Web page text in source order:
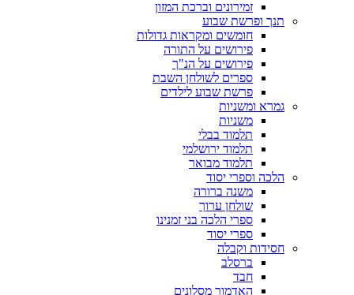
זמירונים וברכת המזון
תנך ופרשת שבוע
חומשים ומקראות גדולות
פירושים על התורה
פירושים על הנ"ך
ספרים לשולחן השבת
פרשת שבוע לילדים
גמרא ומשניות
משניות
תלמוד בבלי
תלמוד ירושלמי
תלמוד מבואר
הלכה וספרי יסוד
משנה ברורה
שולחן ערוך
ספרי הלכה בני זמנינו
ספרי יסוד
חסידות וקבלה
ברסלב
חבד
האדמור מסלונים